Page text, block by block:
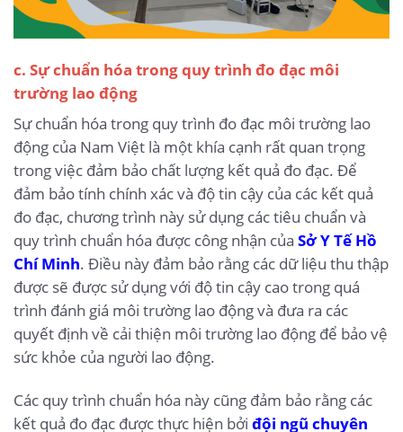
c. Sự chuẩn hóa trong quy trình đo đạc môi
trường lao động
Sự chuẩn hóa trong quy trình đo đạc môi trường lao
động của Nam Việt là một khía cạnh rất quan trọng
trong việc đảm bảo chất lượng kết quả đo đạc. Để
đảm bảo tính chính xác và độ tin cậy của các kết quả
đo đạc, chương trình này sử dụng các tiêu chuẩn và
quy trình chuẩn hóa được công nhận của Sở Y Tế Hồ
Chí Minh. Điều này đảm bảo rằng các dữ liệu thu thập
được sẽ được sử dụng với độ tin cậy cao trong quá
trình đánh giá môi trường lao động và đưa ra các
quyết định về cải thiện môi trường lao động để bảo vệ
sức khỏe của người lao động.
Các quy trình chuẩn hóa này cũng đảm bảo rằng các
kết quả đo đạc được thực hiện bởi đội ngũ chuyên